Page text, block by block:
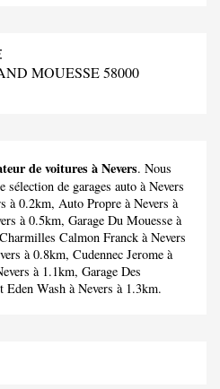
MOUESSE 58000
de voitures à Nevers. Nous
sélection de garages auto à Nevers
à 0.2km, Auto Propre à Nevers à
à 0.5km, Garage Du Mouesse à
Calmon Franck à Nevers
à 0.8km, Cudennec Jerome à
à 1.1km, Garage Des
Eden Wash à Nevers à 1.3km.